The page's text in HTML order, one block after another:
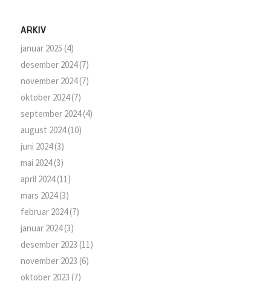
ARKIV
januar 2025 (4)
desember 2024(7)
november 2024(7)
oktober 2024(7)
september 2024(4)
august 2024(10)
juni 2024(3)
mai 2024(3)
april 2024(11)
mars 2024(3)
februar 2024(7)
januar 2024(3)
desember 2023 (11)
november 2023 (6)
oktober 2023 (7)